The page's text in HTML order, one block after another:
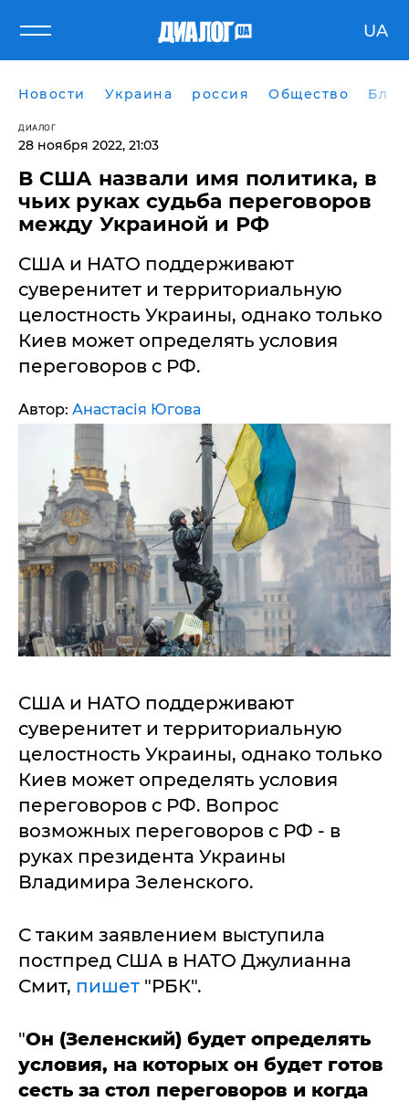
UA
Новости Украина россия Общество
ДИАЛОГ
28 ноября 2022, 21:03
В США назвали имя политика, в
чьих руках судьба переговоров
между Украиной и РФ
США и НАТО поддерживают
суверенитет и территориальную
целостность Украины, однако только
Киев может определять условия
переговоров с РФ.
Автор: Анастасія Югова
США и НАТО поддерживают
суверенитет и территориальную
целостность Украины, однако только
Киев может определять условия
переговоров с РФ. Вопрос
возможных переговоров с РФ - в
руках президента Украины
Владимира Зеленского.
С таким заявлением выступила
постпред США в НАТО Джулианна
Смит, пишет "РБК".
"Он (Зеленский) будет определять
условия, на которых он будет готов
сесть за стол переговоров и когда